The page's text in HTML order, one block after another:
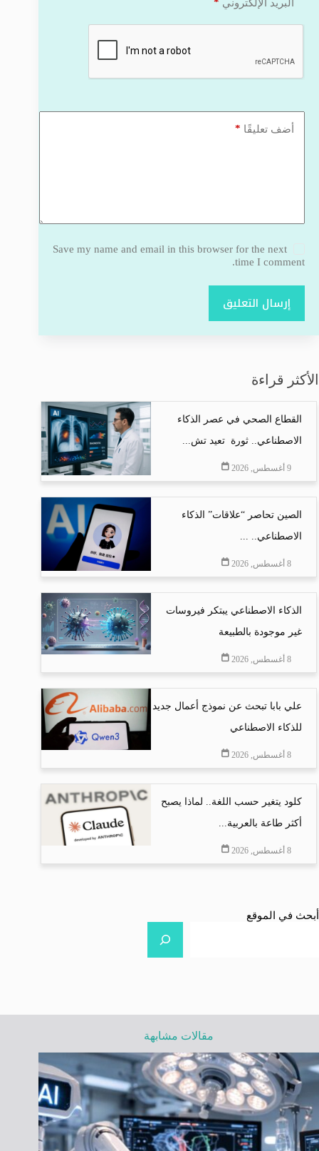
البريد الإلكتروني
أضف تعليقًا *
Save my name and email in this browser for the next
time I comment.
إرسال التعليق
الأكثر قراءة
القطاع الصحي في عصر الذكاء
الاصطناعي.. ثورة تعيد تش...
9 أغسطس, 2026
الصين تحاصر “علاقات” الذكاء
الاصطناعي.. ...
8 أغسطس, 2026
الذكاء الاصطناعي يبتكر فيروسات
غير موجودة بالطبيعة
8 أغسطس, 2026
علي بابا تبحث عن نموذج أعمال جديد
للذكاء الاصطناعي
8 أغسطس, 2026
كلود يتغير حسب اللغة.. لماذا يصبح
أكثر طاعة بالعربية...
8 أغسطس, 2026
أبحث في الموقع
مقالات مشابهة